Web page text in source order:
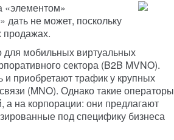
«элементом»
дать не может, поскольку
продажах.
для мобильных виртуальных
сектора (B2B MVNO).
и приобретают трафик у крупных
(MNO). Однако такие операторы
а на корпорации: они предлагают
под специфику бизнеса